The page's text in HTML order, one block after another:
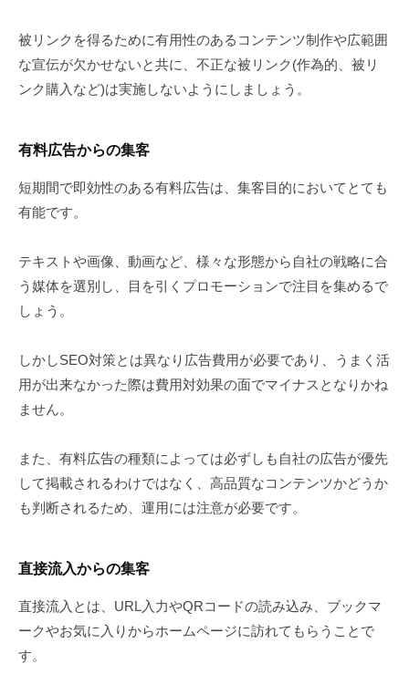
被リンクを得るために有用性のあるコンテンツ制作や広範囲
な宣伝が欠かせないと共に、不正な被リンク(作為的、被リ
ンク購入など)は実施しないようにしましょう。
有料広告からの集客
短期間で即効性のある有料広告は、集客目的においてとても
有能です。
テキストや画像、動画など、様々な形態から自社の戦略に合
う媒体を選別し、目を引くプロモーションで注目を集めるで
しょう。
しかしSEO対策とは異なり広告費用が必要であり、うまく活
用が出来なかった際は費用対効果の面でマイナスとなりかね
ません。
また、有料広告の種類によっては必ずしも自社の広告が優先
して掲載されるわけではなく、高品質なコンテンツかどうか
も判断されるため、運用には注意が必要です。
直接流入からの集客
直接流入とは、URL入力やQRコードの読み込み、ブックマ
ークやお気に入りからホームページに訪れてもらうことで
す。